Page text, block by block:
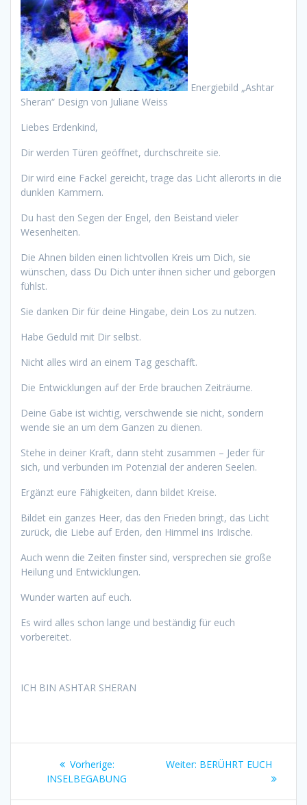
Energiebild „Ashtar
Sheran“ Design von Juliane Weiss
Liebes Erdenkind,
Dir werden Türen geöffnet, durchschreite sie.
Dir wird eine Fackel gereicht, trage das Licht allerorts in die
dunklen Kammern.
Du hast den Segen der Engel, den Beistand vieler
Wesenheiten.
Die Ahnen bilden einen lichtvollen Kreis um Dich, sie
wünschen, dass Du Dich unter ihnen sicher und geborgen
fühlst.
Sie danken Dir für deine Hingabe, dein Los zu nutzen.
Habe Geduld mit Dir selbst.
Nicht alles wird an einem Tag geschafft.
Die Entwicklungen auf der Erde brauchen Zeiträume.
Deine Gabe ist wichtig, verschwende sie nicht, sondern
wende sie an um dem Ganzen zu dienen.
Stehe in deiner Kraft, dann steht zusammen – Jeder für
sich, und verbunden im Potenzial der anderen Seelen.
Ergänzt eure Fähigkeiten, dann bildet Kreise.
Bildet ein ganzes Heer, das den Frieden bringt, das Licht
zurück, die Liebe auf Erden, den Himmel ins Irdische.
Auch wenn die Zeiten finster sind, versprechen sie große
Heilung und Entwicklungen.
Wunder warten auf euch.
Es wird alles schon lange und beständig für euch
vorbereitet.
ICH BIN ASHTAR SHERAN
Beitragsnavigation
Vorherige:Vorheriger
Beitrag:
INSELBEGABUNG
Weiter: Nächster
BERÜHRT EUCH